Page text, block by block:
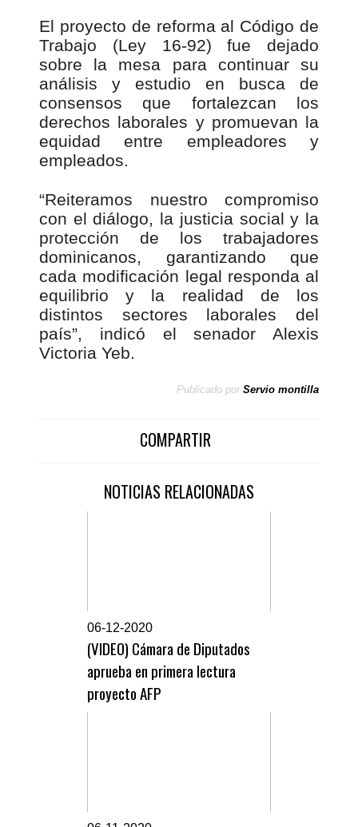
El proyecto de reforma al Código de
Trabajo (Ley 16-92) fue dejado
sobre la mesa para continuar su
análisis y estudio en busca de
consensos que fortalezcan los
derechos laborales y promuevan la
equidad entre empleadores y
empleados.
“Reiteramos nuestro compromiso
con el diálogo, la justicia social y la
protección de los trabajadores
dominicanos, garantizando que
cada modificación legal responda al
equilibrio y la realidad de los
distintos sectores laborales del
país”, indicó el senador Alexis
Victoria Yeb.
Publicado por Servio montilla
COMPARTIR
NOTICIAS RELACIONADAS
06-12-2020
(VIDEO) Cámara de Diputados
aprueba en primera lectura
proyecto AFP